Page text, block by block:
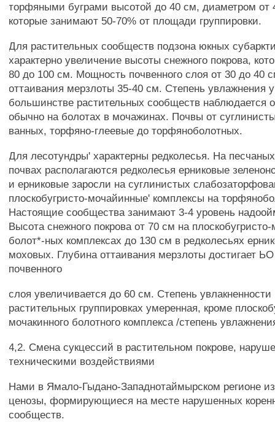
торфяными буграми высотой до 40 см, диаметром от
которые занимают 50-70% от площади группировки.
Для растительных сообществ подзона юкных
характерно увеличение высоты снежного покрова,
80 до 100 см. Мощность почвенного слоя от 30 до 40
оттаивания мерзлоты 35-40 см. Степень увлажнения
большинстве растительных сообществ наблюдается
обычно на болотах в мочажинах. Почвы от
ванных, торфяно-глеевые до торфяноболотных.
Для лесотундры' характерны редколесья. На
почвах располагаются редколесья ерниковые
и ерниковые заросли на суглинистых
плоскобугристо-мочайинные' комплексы на
Настоящие сообщества занимают 3-4 уровень
Высота снежного покрова от 70 см на
болот*-ных комплексах до 130 см в редколесьях
моховых. Глубина оттаивания мерзлоты достигает
почвенного
слоя увеличивается до 60 см. Степень увлакненности
растительных группировках умеренная, кроме
мочакинного болотного комплекса /степень
4,2. Смена сукцессий в растительном покрове,
техническими воздействиями
Нами в Ямало-Гыдано-Западнотаймырском регионе
ценозы, формирующиеся на месте нарушенных
сообществ.